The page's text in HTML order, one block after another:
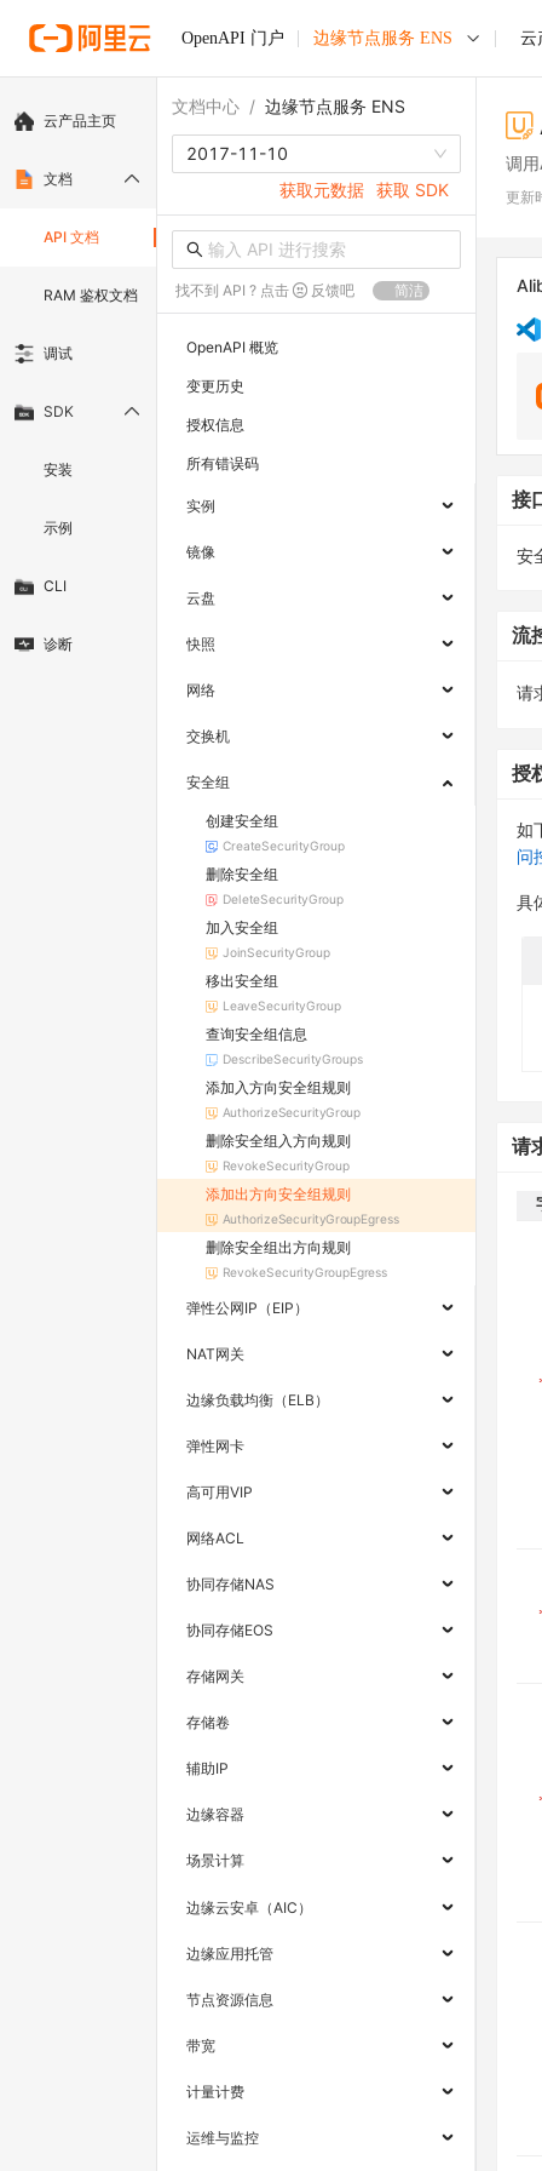
OpenAPI 门户 边缘节点服务 ENS 云
云产品主页
文档
API 文档
RAM 鉴权文档
调试
SDK
安装
示例
CLI
诊断
文档中心 / 边缘节点服务 ENS
2017-11-10
获取元数据 获取 SDK
找不到 API ? 点击 反馈吧 简洁
OpenAPI 概览
变更历史
授权信息
所有错误码
实例
镜像
云盘
快照
网络
交换机
安全组
创建安全组
CreateSecurityGroup
删除安全组
DeleteSecurityGroup
加入安全组
JoinSecurityGroup
移出安全组
LeaveSecurityGroup
查询安全组信息
DescribeSecurityGroups
添加入方向安全组规则
AuthorizeSecurityGroup
删除安全组入方向规则
RevokeSecurityGroup
添加出方向安全组规则
AuthorizeSecurityGroupEgress
删除安全组出方向规则
RevokeSecurityGroupEgress
弹性公网IP（EIP）
NAT网关
边缘负载均衡（ELB）
弹性网卡
高可用VIP
网络ACL
协同存储NAS
协同存储EOS
存储网关
存储卷
辅助IP
边缘容器
场景计算
边缘云安卓（AIC）
边缘应用托管
节点资源信息
带宽
计量计费
运维与监控
调
更新
接
安
流
请
授
如
问
具
请